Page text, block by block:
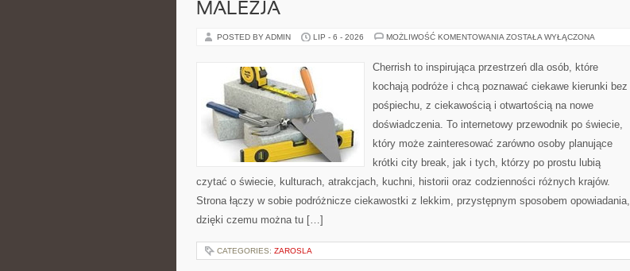
MALEZJA
POSTED BY ADMIN LIP - 6 - 2026 MOŻLIWOŚĆ KOMENTOWANIA MALEZJA
ZOSTAŁA WYŁĄCZONA
Cherrish to inspirująca przestrzeń dla osób, które
kochają podróże i chcą poznawać ciekawe kierunki bez
pośpiechu, z ciekawością i otwartością na nowe
doświadczenia. To internetowy przewodnik po świecie,
który może zainteresować zarówno osoby planujące
krótki city break, jak i tych, którzy po prostu lubią
czytać o świecie, kulturach, atrakcjach, kuchni, historii oraz codzienności różnych krajów.
Strona łączy w sobie podróżnicze ciekawostki z lekkim, przystępnym sposobem opowiadania,
dzięki czemu można tu […]
CATEGORIES: ZAROSLA